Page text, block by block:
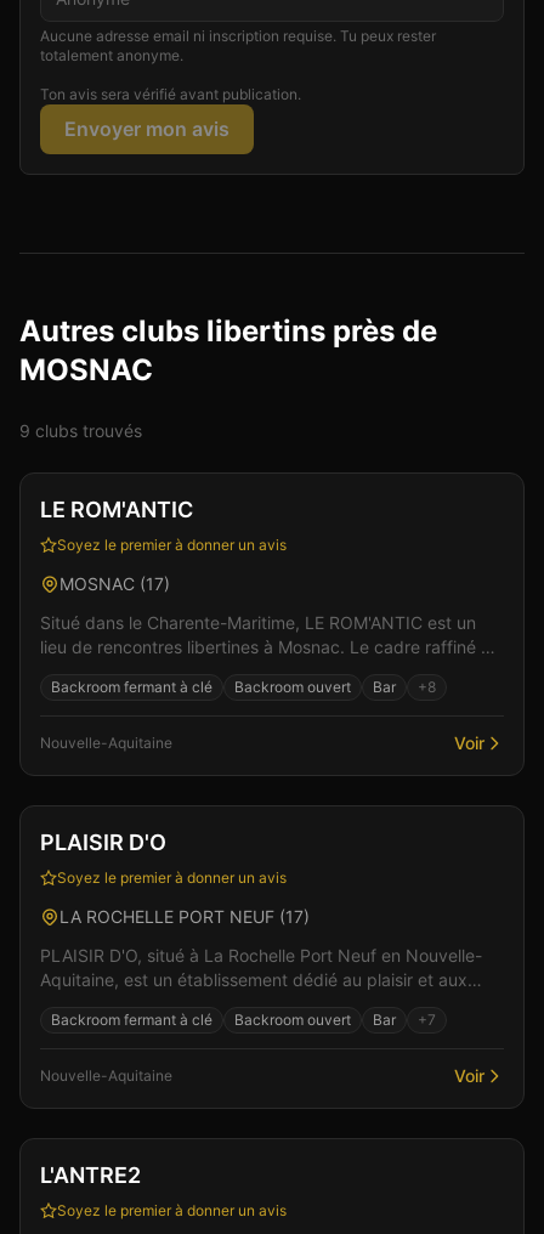
Aucune adresse email ni inscription requise. Tu peux rester
totalement anonyme.
Ton avis sera vérifié avant publication.
Envoyer mon avis
Autres clubs libertins près de
MOSNAC
9 clubs trouvés
LE ROM'ANTIC
Soyez le premier à donner un avis
MOSNAC (17)
Situé dans le Charente-Maritime, LE ROM'ANTIC est un
lieu de rencontres libertines à Mosnac. Le cadre raffiné et
Backroom fermant à clé Backroom ouvert Bar +8
Nouvelle-Aquitaine Voir
Club Sauna +3
PLAISIR D'O
Soyez le premier à donner un avis
LA ROCHELLE PORT NEUF (17)
PLAISIR D'O, situé à La Rochelle Port Neuf en Nouvelle-
Aquitaine, est un établissement dédié au plaisir et aux
Backroom fermant à clé Backroom ouvert Bar +7
Nouvelle-Aquitaine Voir
Club Spa & Wellness +5
L'ANTRE2
Soyez le premier à donner un avis